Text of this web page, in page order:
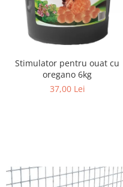
Stimulator pentru ouat cu
oregano 6kg
37,00 Lei